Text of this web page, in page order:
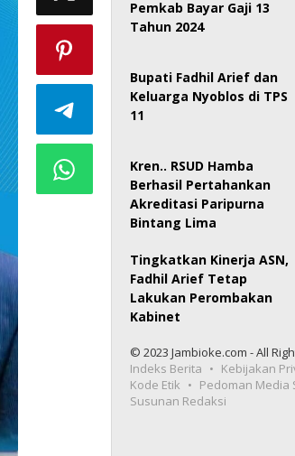
Pemkab Bayar Gaji 13
Tahun 2024
Bupati Fadhil Arief dan
Keluarga Nyoblos di TPS
11
Kren.. RSUD Hamba
Berhasil Pertahankan
Akreditasi Paripurna
Bintang Lima
Tingkatkan Kinerja ASN,
Fadhil Arief Tetap
Lakukan Perombakan
Kabinet
© 2023 Jambioke.com - All
Indeks Berita
Kebijakan
Kode Etik
Pedoman Media
Susunan Redaksi